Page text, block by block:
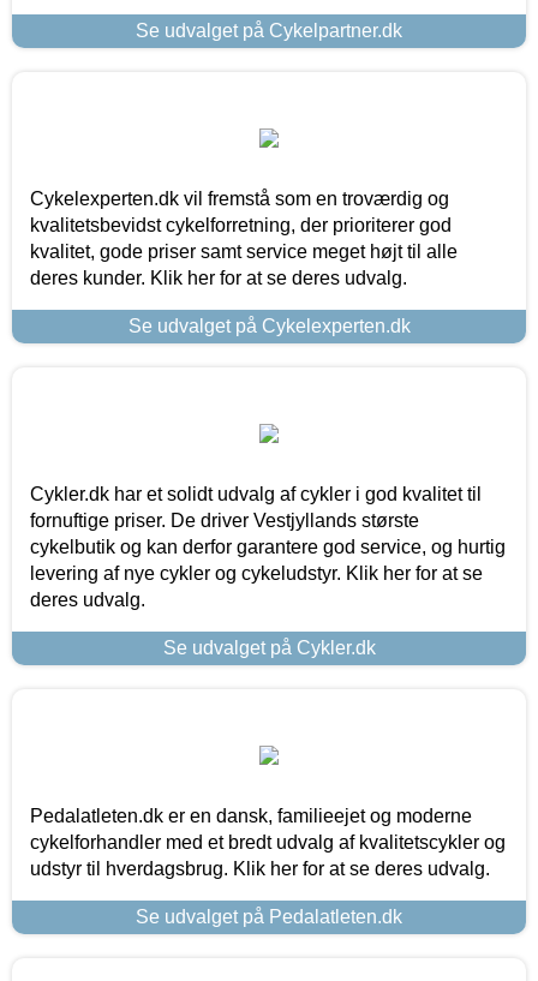
Se udvalget på Cykelpartner.dk
Cykelexperten.dk vil fremstå som en troværdig og
kvalitetsbevidst cykelforretning, der prioriterer god
kvalitet, gode priser samt service meget højt til alle
deres kunder. Klik her for at se deres udvalg.
Se udvalget på Cykelexperten.dk
Cykler.dk har et solidt udvalg af cykler i god kvalitet til
fornuftige priser. De driver Vestjyllands største
cykelbutik og kan derfor garantere god service, og hurtig
levering af nye cykler og cykeludstyr. Klik her for at se
deres udvalg.
Se udvalget på Cykler.dk
Pedalatleten.dk er en dansk, familieejet og moderne
cykelforhandler med et bredt udvalg af kvalitetscykler og
udstyr til hverdagsbrug. Klik her for at se deres udvalg.
Se udvalget på Pedalatleten.dk